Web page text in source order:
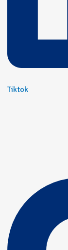
Tiktok